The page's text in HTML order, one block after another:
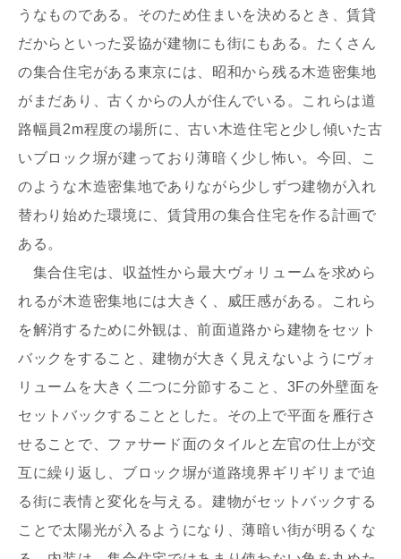
写真を拡大する
写真を拡大する
写真を拡大する
うなものである。そのため住まいを決めるとき、賃貸
だからといった妥協が建物にも街にもある。たくさん
の集合住宅がある東京には、昭和から残る木造密集地
がまだあり、古くからの人が住んでいる。これらは道
路幅員2m程度の場所に、古い木造住宅と少し傾いた古
いブロック塀が建っており薄暗く少し怖い。今回、こ
のような木造密集地でありながら少しずつ建物が入れ
替わり始めた環境に、賃貸用の集合住宅を作る計画で
ある。
集合住宅は、収益性から最大ヴォリュームを求めら
れるが木造密集地には大きく、威圧感がある。これら
を解消するために外観は、前面道路から建物をセット
バックをすること、建物が大きく見えないようにヴォ
リュームを大きく二つに分節すること、3Fの外壁面を
セットバックすることとした。その上で平面を雁行さ
せることで、ファサード面のタイルと左官の仕上が交
互に繰り返し、ブロック塀が道路境界ギリギリまで迫
る街に表情と変化を与える。建物がセットバックする
ことで太陽光が入るようになり、薄暗い街が明るくな